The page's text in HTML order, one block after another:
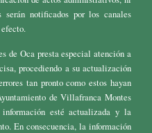
serán notificados por los canales
de Oca presta especial atención a
procediendo a su actualización
tan pronto como estos hayan
de Villafranca Montes
esté actualizada y la
En consecuencia, la información